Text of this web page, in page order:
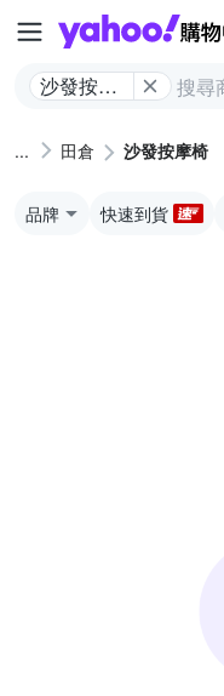
沙發按摩
田倉 沙發按摩椅
品牌 快速到貨